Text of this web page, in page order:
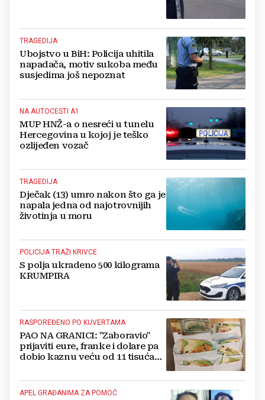
TRAGEDIJA
Ubojstvo u BiH: Policija uhitila
napadača, motiv sukoba među
susjedima još nepoznat
NA AUTOCESTI A1
MUP HNŽ-a o nesreći u tunelu
Hercegovina u kojoj je teško
ozlijeđen vozač
TRAGEDIJA
Dječak (13) umro nakon što ga je
napala jedna od najotrovnijih
životinja u moru
POLICIJA TRAŽI KRIVCE
S polja ukradeno 500 kilograma
KRUMPIRA
RASPOREĐENO PO KUVERTAMA
PAO NA GRANICI: "Zaboravio"
prijaviti eure, franke i dolare pa
dobio kaznu veću od 11 tisuća
APEL GRAĐANIMA ZA POMOĆ